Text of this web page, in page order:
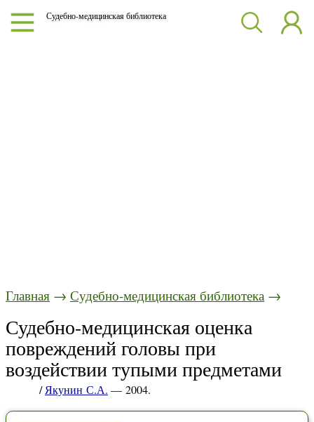
Судебно-медицинская библиотека
Главная → Судебно-медицинская библиотека →
Судебно-медицинская оценка
повреждений головы при
воздействии тупыми предметами
/Якунин С.А. — 2004.